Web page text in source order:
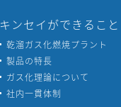
キンセイができること
乾溜ガス化燃焼プラント
製品の特長
ガス化理論について
社内一貫体制